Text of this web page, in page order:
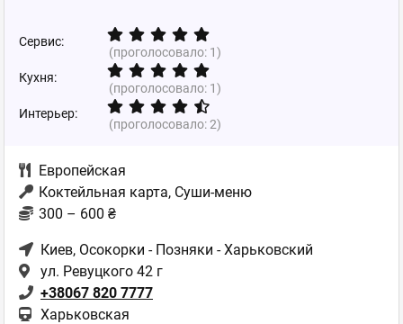
Сервис:
(проголосовало: 1)
Кухня:
(проголосовало: 1)
Интерьер:
(проголосовало:2)
Европейская
Коктейльная карта, Суши-меню
300 – 600 ₴
Киев, Осокорки - Позняки - Харьковский
ул. Ревуцкого 42 г
+38067 820 7777
Харьковская